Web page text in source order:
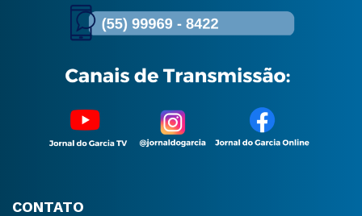
CONTATO